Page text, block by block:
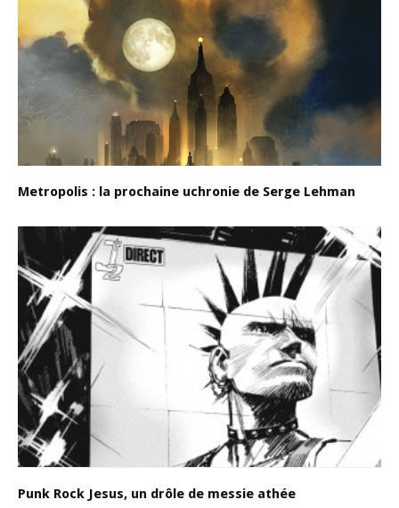
Metropolis : la prochaine uchronie de Serge Lehman
Punk Rock Jesus, un drôle de messie athée